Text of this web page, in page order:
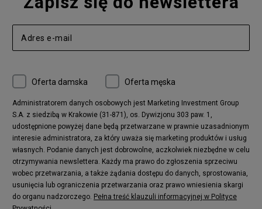
Oferta damska Oferta męska
Administratorem danych osobowych jest Marketing Investment Group
S.A. z siedzibą w Krakowie (31-871), os. Dywizjonu 303 paw. 1,
udostępnione powyżej dane będą przetwarzane w prawnie uzasadnionym
interesie administratora, za który uważa się marketing produktów i usług
własnych. Podanie danych jest dobrowolne, aczkolwiek niezbędne w celu
otrzymywania newslettera. Każdy ma prawo do zgłoszenia sprzeciwu
wobec przetwarzania, a także żądania dostępu do danych, sprostowania,
usunięcia lub ograniczenia przetwarzania oraz prawo wniesienia skargi
do organu nadzorczego. Pełna treść klauzuli informacyjnej w Polityce